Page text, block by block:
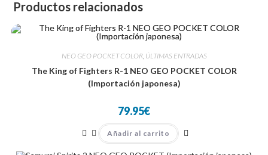
Productos relacionados
NEO GEO POCKET COLOR, ÚLTIMAS ENTRADAS
The King of Fighters R-1 NEO GEO POCKET COLOR
(Importación japonesa)
79.95€
Añadir al carrito